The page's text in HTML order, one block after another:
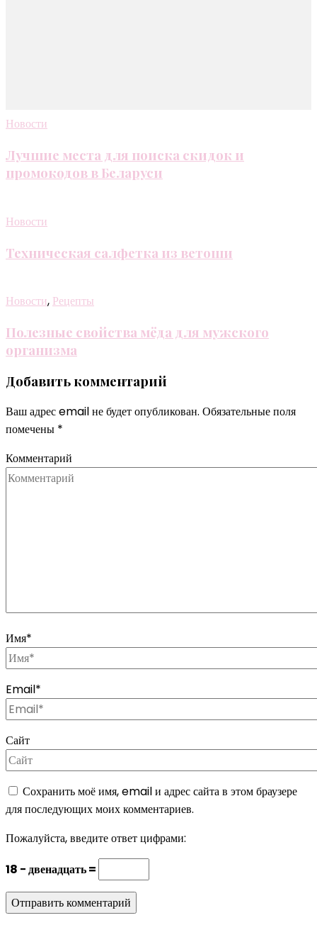
Новости
Лучшие места для поиска скидок и
промокодов в Беларуси
Новости
Техническая салфетка из ветоши
Новости, Рецепты
Полезные свойства мёда для мужского
организма
Добавить комментарий
Ваш адрес email не будет опубликован. Обязательные поля
помечены *
Комментарий
Имя*
Email*
Сайт
Сохранить моё имя, email и адрес сайта в этом браузере
для последующих моих комментариев.
Пожалуйста, введите ответ цифрами:
18 − двенадцать =